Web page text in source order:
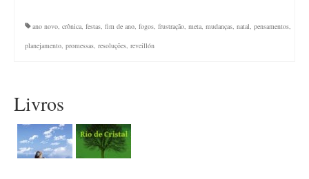
ano novo, crônica, festas, fim de ano, fogos, frustração, meta, mudanças, natal, pensamentos,
planejamento, promessas, resoluções, reveillón
Livros